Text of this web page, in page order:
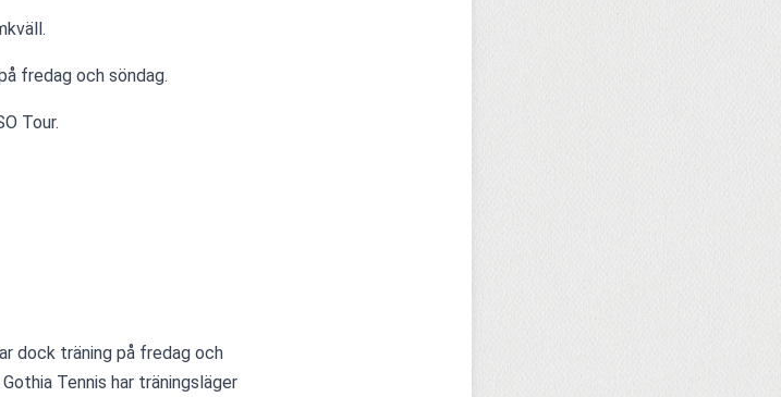
på fredag och söndag.
Tour.
dock träning på fredag och
Tennis har träningsläger